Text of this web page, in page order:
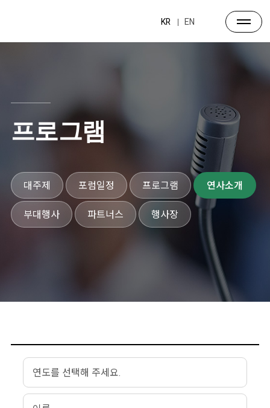
KR EN
프로그램
대주제 포럼일정 프로그램
연사소개
부대행사
파트너스 행사장